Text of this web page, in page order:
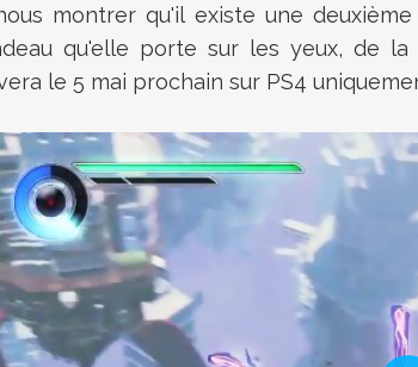
montrer qu'il existe une
qu'elle porte sur les yeux, de
le 5 mai prochain sur PS4